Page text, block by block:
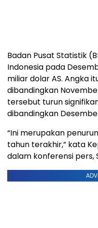
Badan Pusat Statistik
Indonesia pada
miliar dolar AS. Angka
dibandingkan
tersebut turun
dibandingkan
“Ini merupakan
tahun terakhir,” kata
dalam konferensi pers,